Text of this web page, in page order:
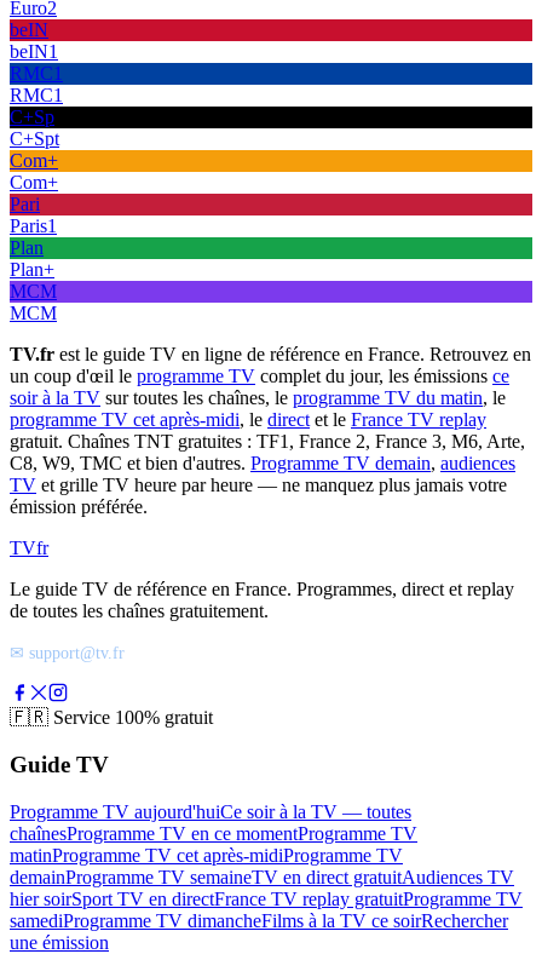
Euro2
beIN
beIN1
RMC1
RMC1
C+Sp
C+Spt
Com+
Com+
Pari
Paris1
Plan
Plan+
MCM
MCM
TV.fr est le guide TV en ligne de référence en France. Retrouvez en
un coup d'œil le programme TV complet du jour, les émissions ce
soir à la TV sur toutes les chaînes, le programme TV du matin, le
programme TV cet après-midi, le direct et le France TV replay
gratuit. Chaînes TNT gratuites : TF1, France 2, France 3, M6, Arte,
C8, W9, TMC et bien d'autres. Programme TV demain, audiences
TV et grille TV heure par heure — ne manquez plus jamais votre
émission préférée.
TVfr
Le guide TV de référence en France. Programmes, direct et replay
de toutes les chaînes gratuitement.
✉ support@tv.fr
🇫🇷 Service 100% gratuit
Guide TV
Programme TV aujourd'huiCe soir à la TV — toutes
chaînesProgramme TV en ce momentProgramme TV
matinProgramme TV cet après-midiProgramme TV
demainProgramme TV semaineTV en direct gratuitAudiences TV
hier soirSport TV en directFrance TV replay gratuitProgramme TV
samediProgramme TV dimancheFilms à la TV ce soirRechercher
une émission